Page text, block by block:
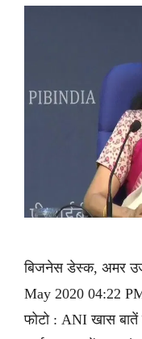
बिजनेस डेस्क, अमर
May 2020 04:22 PM
फोटो : ANI खास